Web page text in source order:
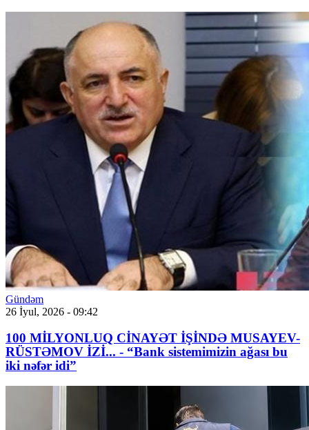
Gündəm
26 İyul, 2026 - 09:42
100 MİLYONLUQ CİNAYƏT İŞİNDƏ MUSAYEV-
RÜSTƏMOV İZİ... - “Bank sistemimizin ağası bu
iki nəfər idi”